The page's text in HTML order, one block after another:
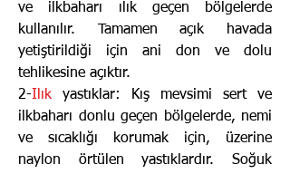
ve ilkbaharı ılık geçen bölgelerde
kullanılır. Tamamen açık havada
yetiştirildiği için ani don ve dolu
tehlikesine açıktır.
2-Ilık yastıklar: Kış mevsimi sert ve
ilkbaharı donlu geçen bölgelerde, nemi
ve sıcaklığı korumak için, üzerine
naylon örtülen yastıklardır. Soğuk